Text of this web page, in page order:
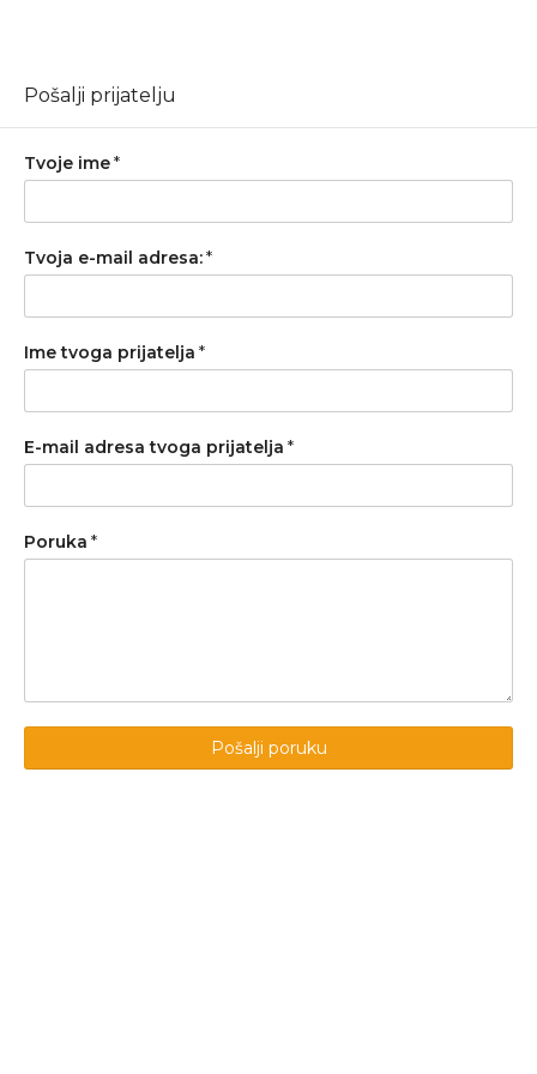
Pošalji prijatelju
Tvoje ime*
Tvoja e-mail adresa:*
Ime tvoga prijatelja *
E-mail adresa tvoga prijatelja *
Poruka *
Pošalji poruku